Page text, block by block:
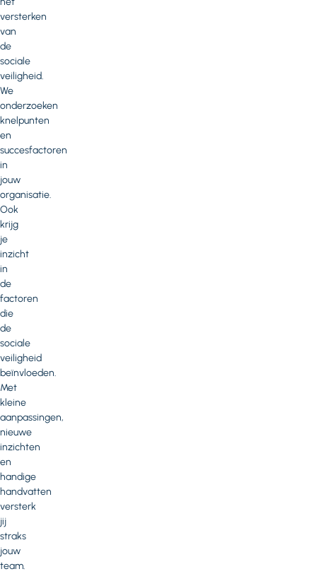
versterken
van
de
sociale
veiligheid.
We
onderzoeken
knelpunten
en
succesfactoren
in
jouw
organisatie.
Ook
krijg
je
inzicht
in
de
factoren
die
de
sociale
veiligheid
beïnvloeden.
Met
kleine
aanpassingen,
nieuwe
inzichten
en
handige
handvatten
versterk
jij
straks
jouw
team.